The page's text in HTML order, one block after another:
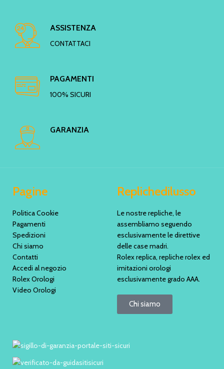
ASSISTENZA
CONTATTACI
PAGAMENTI
100% SICURI
GARANZIA
Pagine
Politica Cookie
Pagamenti
Spedizioni
Chi siamo
Contatti
Accedi al negozio
Rolex Orologi
Video Orologi
Replichedilusso
Le nostre repliche, le
assembliamo seguendo
esclusivamente le direttive
delle case madri.
Rolex replica, repliche rolex ed
imitazioni orologi
esclusivamente grado AAA.
Chi siamo